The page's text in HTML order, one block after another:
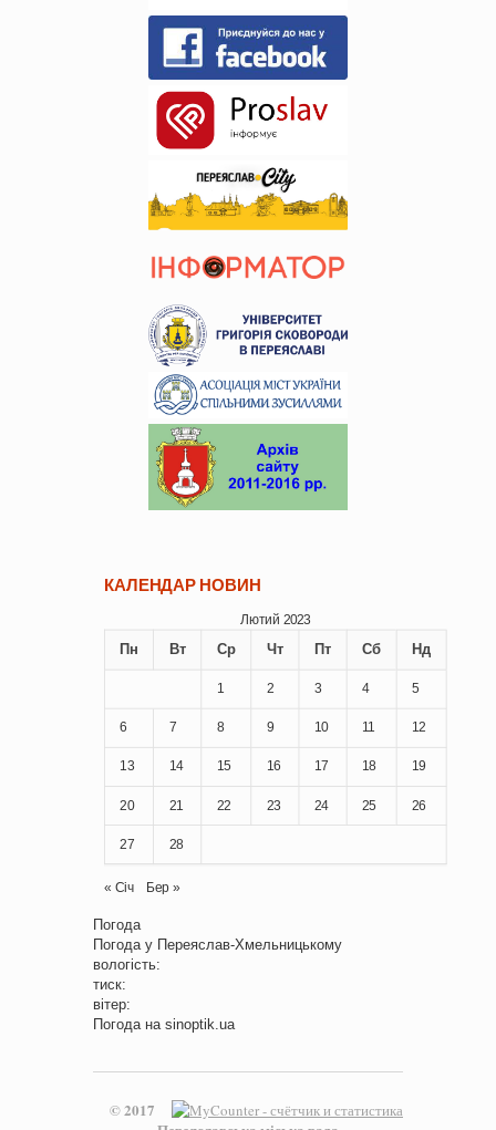
КАЛЕНДАР НОВИН
Лютий 2023
Пн Вт Ср Чт Пт Сб Нд
1 2 3 4 5
6 7 8 9 10 11 12
13 14 15 16 17 18 19
20 21 22 23 24 25 26
27 28
« Січ Бер »
Погода
Погода у Переяслав-Хмельницькому
вологість:
тиск:
вітер:
Погода на sinoptik.ua
© 2017